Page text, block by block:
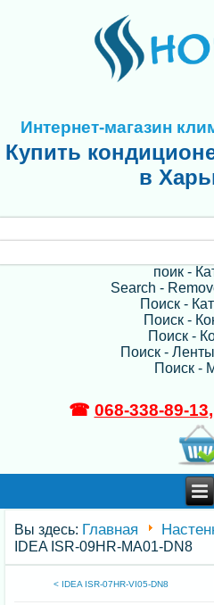
Интернет-магазин
Купить
в
поик -
Search -
Поиск -
Поиск -
Поиск -
Поиск -
Поиск -
☎ 068-338-89-13,
Вы здесь: Главная
IDEA ISR-09HR-MA01-DN8
< IDEA ISR-07HR-VI05-DN8